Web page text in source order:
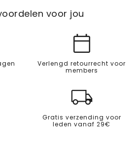
voor jou
Verlengd retourrecht voor
members
Gratis verzending voor
leden vanaf 29€